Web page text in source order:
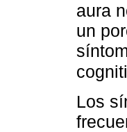
aura
un
Los